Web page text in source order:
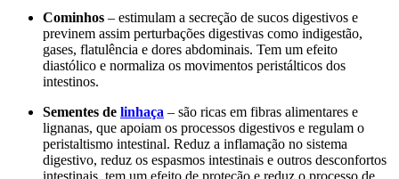
Cominhos – estimulam a secreção de sucos digestivos e
previnem assim perturbações digestivas como indigestão,
gases, flatulência e dores abdominais. Tem um efeito
diastólico e normaliza os movimentos peristálticos dos
intestinos.
Sementes de linhaça – são ricas em fibras alimentares e
lignanas, que apoiam os processos digestivos e regulam o
peristaltismo intestinal. Reduz a inflamação no sistema
digestivo, reduz os espasmos intestinais e outros desconfortos
intestinais, tem um efeito de proteção e reduz o processo de